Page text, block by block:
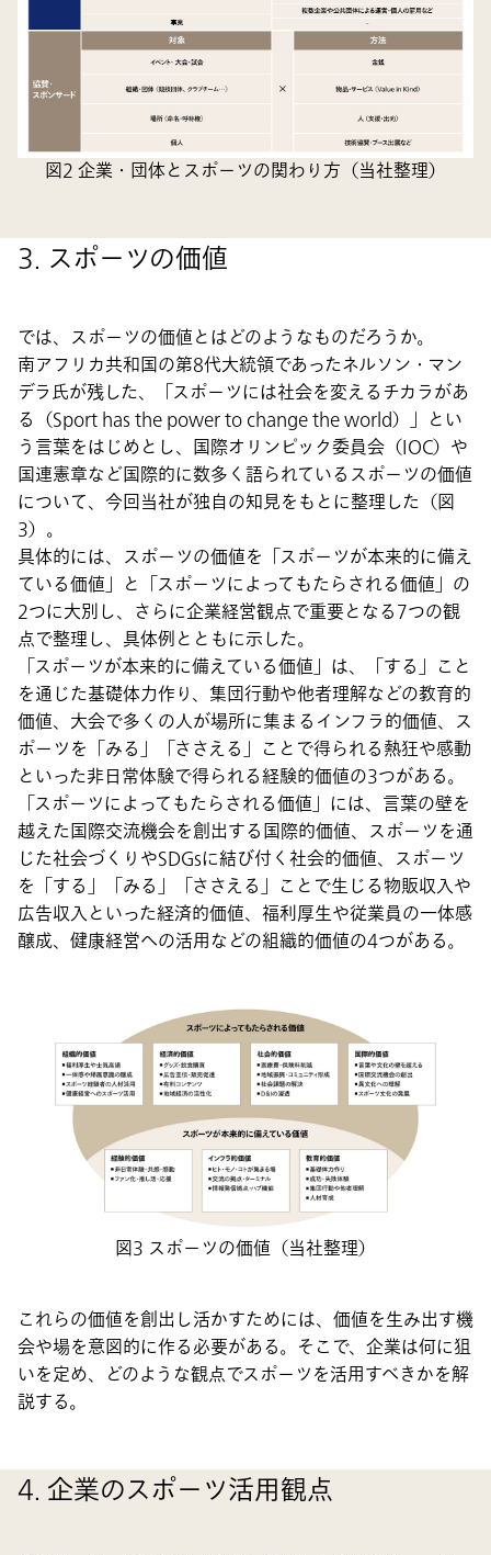
図2 企業・団体とスポーツの関わり方（当社整理）
3. スポーツの価値
では、スポーツの価値とはどのようなものだろうか。
南アフリカ共和国の第8代大統領であったネルソン・マン
デラ氏が残した、「スポーツには社会を変えるチカラがあ
る（Sport has the power to change the world）」とい
う言葉をはじめとし、国際オリンピック委員会（IOC）や
国連憲章など国際的に数多く語られているスポーツの価値
について、今回当社が独自の知見をもとに整理した（図
3）。
具体的には、スポーツの価値を「スポーツが本来的に備え
ている価値」と「スポーツによってもたらされる価値」の
2つに大別し、さらに企業経営観点で重要となる7つの観
点で整理し、具体例とともに示した。
「スポーツが本来的に備えている価値」は、「する」こと
を通じた基礎体力作り、集団行動や他者理解などの教育的
価値、大会で多くの人が場所に集まるインフラ的価値、ス
ポーツを「みる」「ささえる」ことで得られる熱狂や感動
といった非日常体験で得られる経験的価値の3つがある。
「スポーツによってもたらされる価値」には、言葉の壁を
越えた国際交流機会を創出する国際的価値、スポーツを通
じた社会づくりやSDGsに結び付く社会的価値、スポーツ
を「する」「みる」「ささえる」ことで生じる物販収入や
広告収入といった経済的価値、福利厚生や従業員の一体感
醸成、健康経営への活用などの組織的価値の4つがある。
図3 スポーツの価値（当社整理）
これらの価値を創出し活かすためには、価値を生み出す機
会や場を意図的に作る必要がある。そこで、企業は何に狙
いを定め、どのような観点でスポーツを活用すべきかを解
説する。
4. 企業のスポーツ活用観点